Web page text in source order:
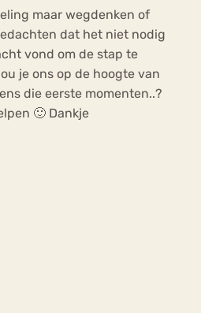
maar wegdenken of
dat het niet nodig
vond om de stap te
je ons op de hoogte van
die eerste momenten..?
🙂 Dankje